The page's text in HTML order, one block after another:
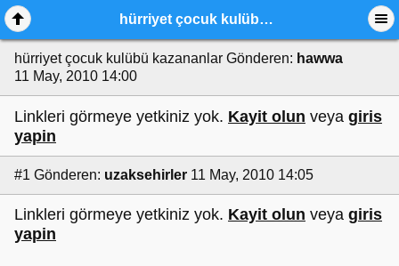
hürriyet çocuk kulübü kazananlar
hürriyet çocuk kulübü kazananlar Gönderen: hawwa
11 May, 2010 14:00
Linkleri görmeye yetkiniz yok. Kayit olun veya giris
yapin
#1 Gönderen: uzaksehirler 11 May, 2010 14:05
Linkleri görmeye yetkiniz yok. Kayit olun veya giris
yapin